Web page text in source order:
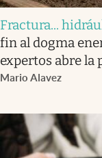
Fractura...
fin al dogma
expertos abre la
Mario Alavez